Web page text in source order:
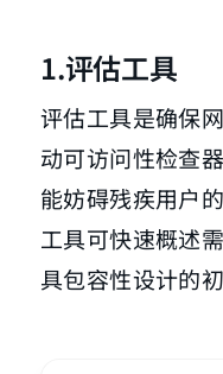
1.评估工具
评估工具是确保
动可访问性检查
能妨碍残疾用户
工具可快速概述
具包容性设计的初